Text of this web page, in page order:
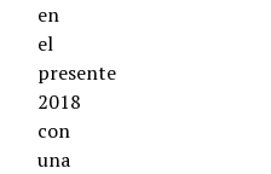
en
el
presente
2018
con
una